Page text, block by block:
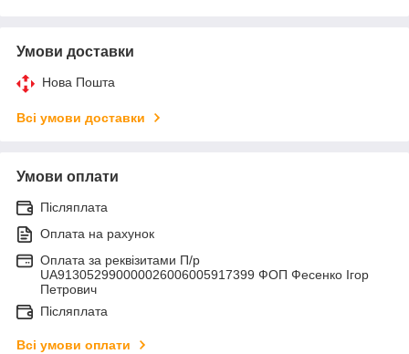
Умови доставки
Нова Пошта
Всі умови доставки
Умови оплати
Післяплата
Оплата на рахунок
Оплата за реквізитами П/р
UA913052990000026006005917399 ФОП Фесенко Ігор
Петрович
Післяплата
Всі умови оплати